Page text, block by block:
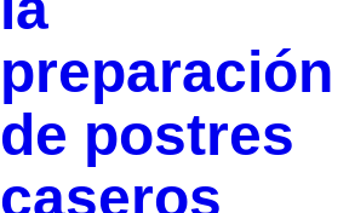
preparación
de postres
caseros